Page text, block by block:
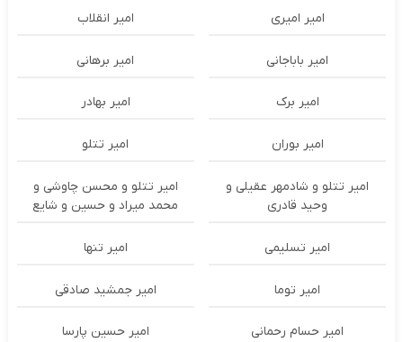
امیر امیری امیر انقلاب
امیر باباجانی امیر برهانی
امیر برک امیر بهادر
امیر بوران امیر تتلو
امیر تتلو و شادمهر عقیلی و
وحید قادری
امیر تتلو و محسن چاوشی و
محمد میراد و حسین و شایع
امیر تسلیمی امیر تنها
امیر توما امیر جمشید صادقی
امیر حسام رحمانی امیر حسین پارسا